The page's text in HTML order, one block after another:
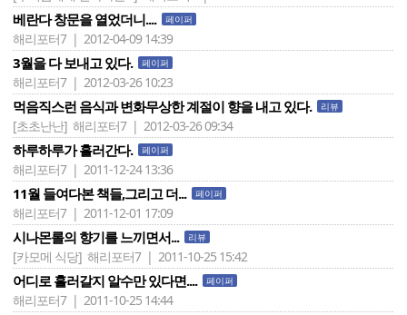
베란다 창문을 열었더니.... 페이퍼
해리포터7 | 2012-04-09 14:39
3월을 다 보내고 있다. 페이퍼
해리포터7 | 2012-03-26 10:23
먹음직스런 음식과 변화무상한 계절이 향을 내고 있다. 리뷰
[초초난난] 해리포터7 | 2012-03-26 09:34
하루하루가 흘러간다. 페이퍼
해리포터7 | 2011-12-24 13:36
11월 들여다본 책들,그리고 더... 페이퍼
해리포터7 | 2011-12-01 17:09
시나몬롤의 향기를 느끼면서... 리뷰
[카모메 식당] 해리포터7 | 2011-10-25 15:42
어디로 흘러갈지 알수만 있다면.... 페이퍼
해리포터7 | 2011-10-25 14:44